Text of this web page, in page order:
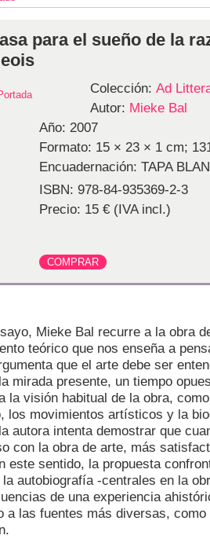
para el sueño de la
Colección: Ad
Autor: Mieke Bal
Año: 2007
Formato: 15 × 23 × 1 cm;
Encuadernación: TAPA
ISBN: 978-84-935369-2-3
Precio: 15 € (IVA incl.)
Mieke Bal recurre a la obra
teórico que nos enseña a
que el arte debe ser
mirada presente, un tiempo
la visión habitual de la obra,
los movimientos artísticos y la
autora intenta demostrar que
con la obra de arte, más
este sentido, la propuesta
autobiografía -centrales en la
de una experiencia
a las fuentes más diversas,